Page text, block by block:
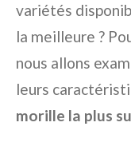
variétés
la meilleure ?
nous allons
leurs
morille la plus